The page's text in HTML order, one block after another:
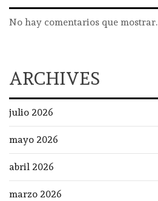
No hay comentarios que mostrar.
ARCHIVES
julio 2026
mayo 2026
abril 2026
marzo 2026